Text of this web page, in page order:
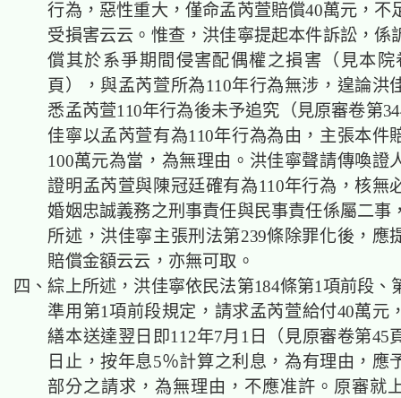
行為，惡性重大，僅命孟芮萱賠償40萬元，不
受損害云云。惟查，洪佳寧提起本件訴訟，係
償其於系爭期間侵害配偶權之損害（見本院
頁），與孟芮萱所為110年行為無涉，遑論洪
悉孟芮萱110年行為後未予追究（見原審卷第
佳寧以孟芮萱有為110年行為為由，主張本件
100萬元為當，為無理由。洪佳寧聲請傳喚證
證明孟芮萱與陳冠廷確有為110年行為，核無
婚姻忠誠義務之刑事責任與民事責任係屬二事
所述，洪佳寧主張刑法第239條除罪化後，應
賠償金額云云，亦無可取。
四、綜上所述，洪佳寧依民法第184條第1項前段、
準用第1項前段規定，請求孟芮萱給付40萬元
繕本送達翌日即112年7月1日（見原審卷第45
日止，按年息5％計算之利息，為有理由，應
部分之請求，為無理由，不應准許。原審就